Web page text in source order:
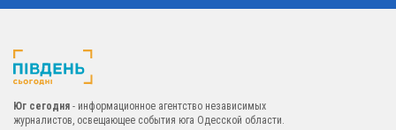
Юг сегодня - информационное агентство независимых
журналистов, освещающее события юга Одесской области.